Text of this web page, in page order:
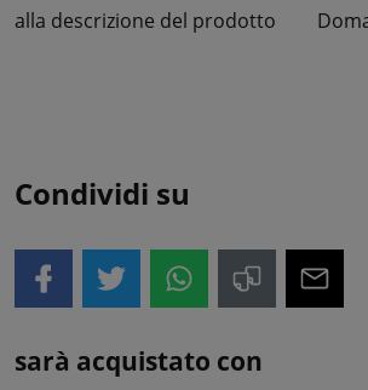
alla descrizione del prodotto
Condividi su
sarà acquistato con